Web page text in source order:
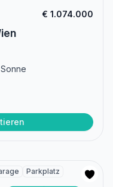
€ 1.074.000
Parkplatz